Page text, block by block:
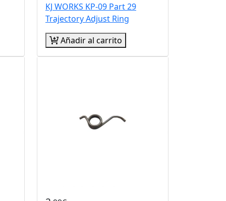
KJ WORKS KP-09 Part 29
Trajectory Adjust Ring
Añadir al carrito